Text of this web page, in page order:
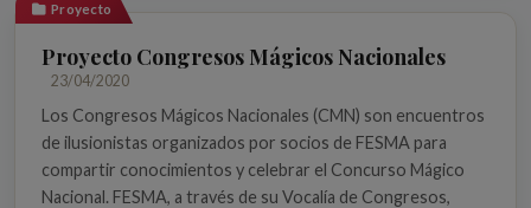
Proyecto
Proyecto Congresos Mágicos Nacionales
23/04/2020
Los Congresos Mágicos Nacionales (CMN) son encuentros
de ilusionistas organizados por socios de FESMA para
compartir conocimientos y celebrar el Concurso Mágico
Nacional. FESMA, a través de su Vocalía de Congresos,